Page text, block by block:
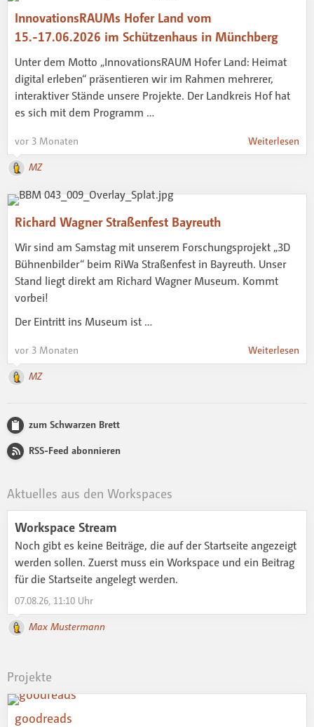
Projekte
goodreads
InnovationsRAUMs Hofer Land vom
15.-17.06.2026 im Schützenhaus in Münchberg
Unter dem Motto „InnovationsRAUM Hofer Land: Heimat
digital erleben“ präsentieren wir im Rahmen mehrerer,
interaktiver Stände unsere Projekte. Der Landkreis Hof hat
es sich mit dem Programm …
vor 3 Monaten Weiterlesen
MZ
Richard Wagner Straßenfest Bayreuth
Wir sind am Samstag mit unserem Forschungsprojekt „3D
Bühnenbilder“ beim RiWa Straßenfest in Bayreuth. Unser
Stand liegt direkt am Richard Wagner Museum. Kommt
vorbei!
Der Eintritt ins Museum ist …
vor 3 Monaten Weiterlesen
MZ
zum Schwarzen Brett
RSS-Feed abonnieren
Aktuelles aus den Workspaces
Workspace Stream
Noch gibt es keine Beiträge, die auf der Startseite angezeigt
werden sollen. Zuerst muss ein Workspace und ein Beitrag
für die Startseite angelegt werden.
07.08.26, 11:10 Uhr
Max Mustermann